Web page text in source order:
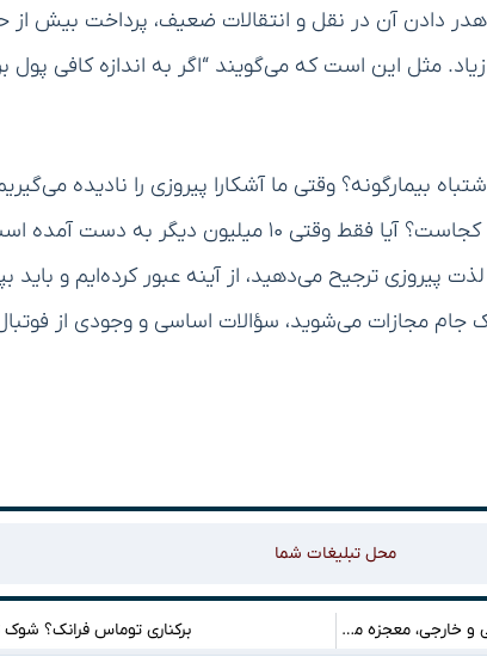
دادن آن در نقل و انتقالات ضعیف، پرداخت بیش از
مثل این است که می‌گویند “اگر به اندازه کافی پول
بیمارگونه؟ وقتی ما آشکارا پیروزی را نادیده
پول بیشتری داریم، عنصر ورزشی فوتبال کجاست؟ آیا فقط وقتی ۱۰ میلیون
پیروزی ترجیح می‌دهید، از آینه عبور کرده‌ایم و باید
جام مجازات می‌شوید، سؤالات اساسی و وجودی از
محل تبلیغات شما
راز آشپزخانه فاش شد: کدوم مخلوط کن ایرانی و خارجی، معجزه می‌کنه؟ برکناری توماس فرانک؟ شوک